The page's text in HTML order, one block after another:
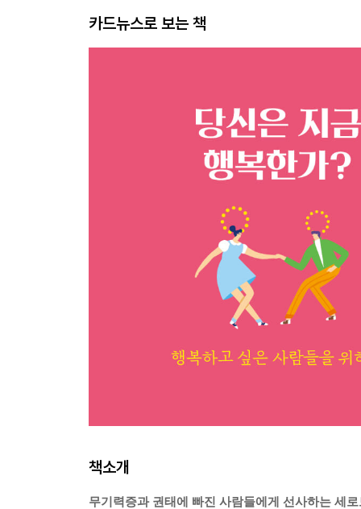
카드뉴스로 보는 책
책소개
무기력증과 권태에 빠진 사람들에게 선사하는 세